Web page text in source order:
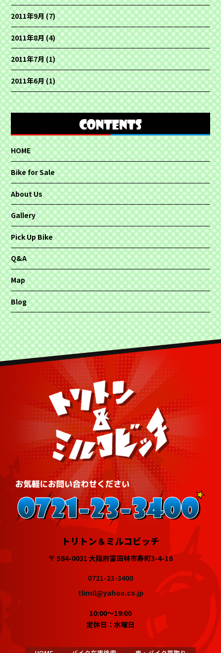
2011年9月(7)
2011年8月(4)
2011年7月(1)
2011年6月(1)
HOME
Bike for Sale
About Us
Gallery
Pick Up Bike
Q&A
Map
Blog
トリトン＆ミルコビッチ
〒 584-0031 大阪府富田林市寿町3-4-16
0721-23-3400
tlimil@yahoo.co.jp
10:00～19:00
定休日：水曜日